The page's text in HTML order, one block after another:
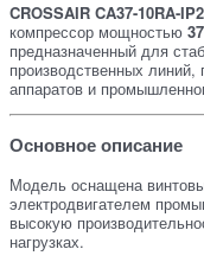
CROSSAIR CA37-10RA-
компрессор мощностью
предназначенный для
производственных линий,
аппаратов и
Основное описание
Модель оснащена
электродвигателем
высокую
нагрузках.